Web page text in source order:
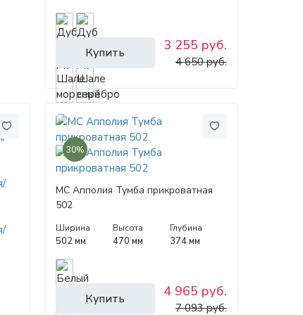
Купить 3 255 руб.
4 650 руб.
30%
МС Апполия Тумба прикроватная
502
Ширина
502 мм
Высота
470 мм
Глубина
374 мм
Купить 4 965 руб.
7 093 руб.